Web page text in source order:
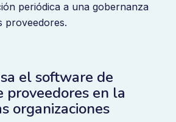
periódica a una gobernanza
proveedores.
el software de
proveedores en la
organizaciones